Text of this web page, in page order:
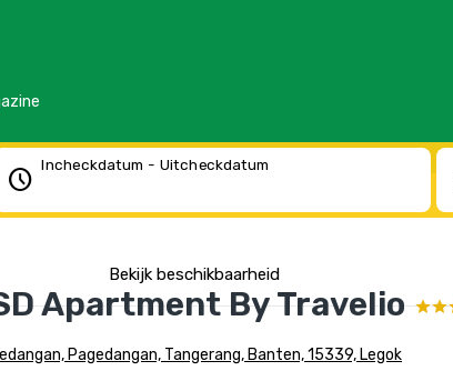
schedule Incheckdatum - Uitcheckdatum
Bekijk beschikbaarheid
Apartment By Travelio
Pagedangan, Tangerang, Banten, 15339, Legok